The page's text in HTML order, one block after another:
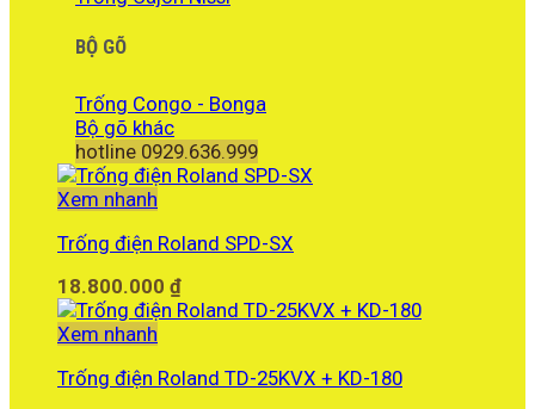
BỘ GÕ
Trống Congo - Bonga
Bộ gõ khác
hotline 0929.636.999
Xem nhanh
Trống điện Roland SPD-SX
18.800.000 ₫
Xem nhanh
Trống điện Roland TD-25KVX + KD-180